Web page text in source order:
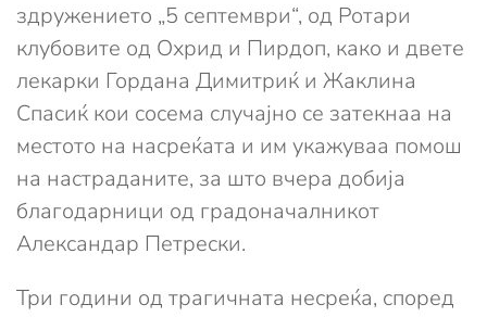
здружението „5 септември“, од Ротари
клубовите од Охрид и Пирдоп, како и двете
лекарки Гордана Димитриќ и Жаклина
Спасиќ кои сосема случајно се затекнаа на
местото на насреќата и им укажуваа помош
на настраданите, за што вчера добија
благодарници од градоначалникот
Александар Петрески.
Три години од трагичната несреќа, според